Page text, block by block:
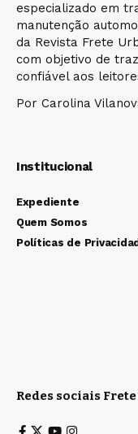
especializado em
manutenção
da Revista Frete
com objetivo de
confiável aos
Por Carolina
Institucional
Expediente
Quem Somos
Políticas de
Redes sociais